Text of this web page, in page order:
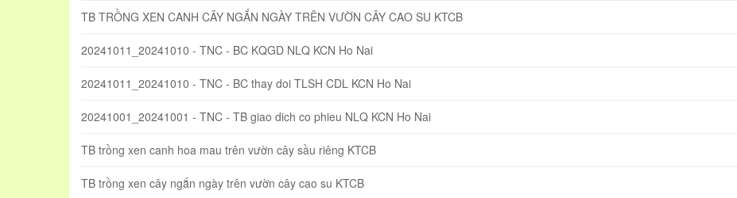
TB TRỒNG XEN CANH CÂY NGẮN NGÀY TRÊN VƯỜN CÂY CAO SU KTCB
20241011_20241010 - TNC - BC KQGD NLQ KCN Ho Nai
20241011_20241010 - TNC - BC thay doi TLSH CDL KCN Ho Nai
20241001_20241001 - TNC - TB giao dich co phieu NLQ KCN Ho Nai
TB trồng xen canh hoa mau trên vườn cây sầu riêng KTCB
TB trồng xen cây ngắn ngày trên vườn cây cao su KTCB